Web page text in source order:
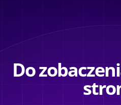
Do